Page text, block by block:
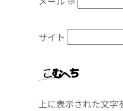
サイト
上に表示された文字